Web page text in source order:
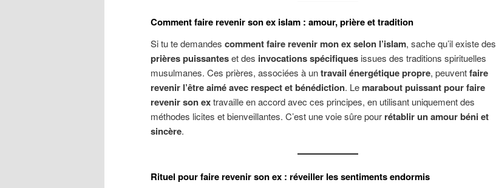
Comment faire revenir son ex islam : amour, prière et tradition
Si tu te demandes comment faire revenir mon ex selon l’islam, sache qu’il existe des
prières puissanteset des invocations spécifiques issues des traditions spirituelles
musulmanes. Ces prières, associées à untravail énergétique propre, peuventfaire
revenir l’être aimé avec respect et bénédiction. Le marabout puissant pour faire
revenir son extravaille en accord avec ces principes, en utilisant uniquement des
méthodes licites et bienveillantes. C’est une voie sûre pour rétablir un amour béni et
sincère.
Rituel pour faire revenir son ex : réveiller les sentiments endormis